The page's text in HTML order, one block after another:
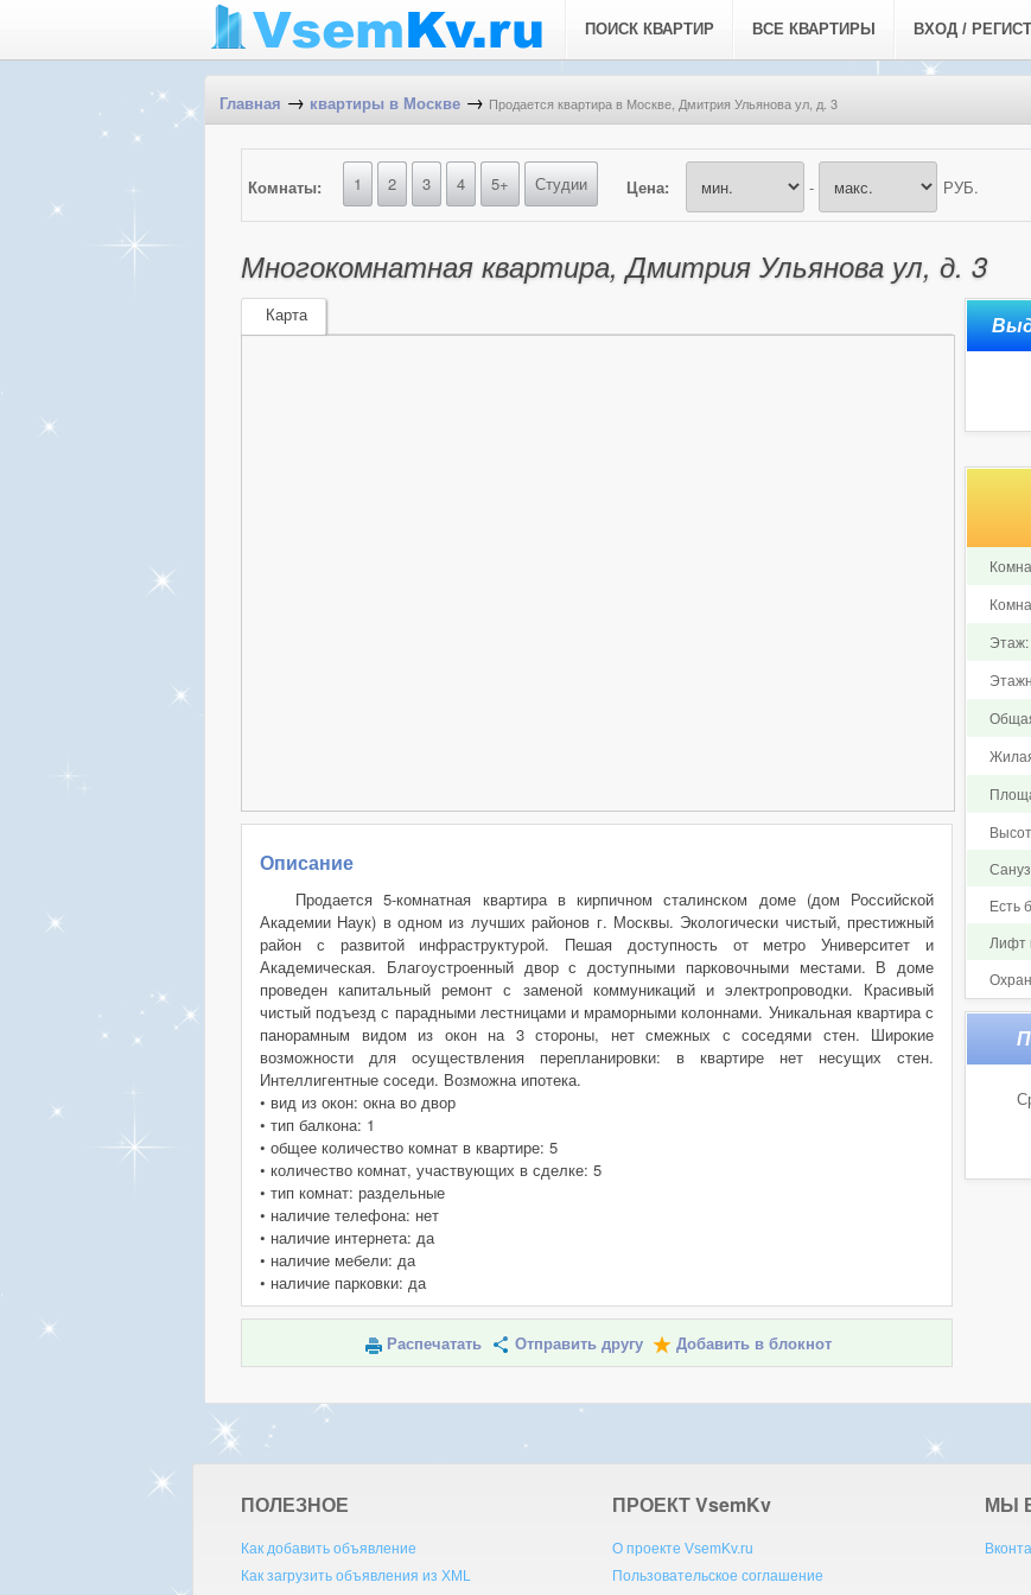
ПОИСК КВАРТИР ВСЕ КВАРТИРЫ ВХОД /
Главная → квартиры в Москве → Продается квартира в Москве, Дмитрия Ульянова ул, д. 3
Комнаты: 1 2 3 4 5+ Студии Цена: - РУБ.
Многокомнатная квартира, Дмитрия Ульянова ул, д. 3
Карта
Описание
Продается 5-комнатная квартира в кирпичном сталинском доме (дом Российской
Академии Наук) в одном из лучших районов г. Москвы. Экологически чистый, престижный
район с развитой инфраструктурой. Пешая доступность от метро Университет и
Академическая. Благоустроенный двор с доступными парковочными местами. В доме
проведен капитальный ремонт с заменой коммуникаций и электропроводки. Красивый
чистый подъезд с парадными лестницами и мраморными колоннами. Уникальная квартира с
панорамным видом из окон на 3 стороны, нет смежных с соседями стен. Широкие
возможности для осуществления перепланировки: в квартире нет несущих стен.
Интеллигентные соседи. Возможна ипотека.
• вид из окон: окна во двор
• тип балкона: 1
• общее количество комнат в квартире: 5
• количество комнат, участвующих в сделке: 5
• тип комнат: раздельные
• наличие телефона: нет
• наличие интернета: да
• наличие мебели: да
• наличие парковки: да
Распечатать Отправить другу Добавить в блокнот
Этаж:
Есть
Лифт
ПОЛЕЗНОЕ
Как добавить объявление
Как загрузить объявления из XML
ПРОЕКТ VsemKv
О проекте VsemKv.ru
Пользовательское соглашение
МЫ